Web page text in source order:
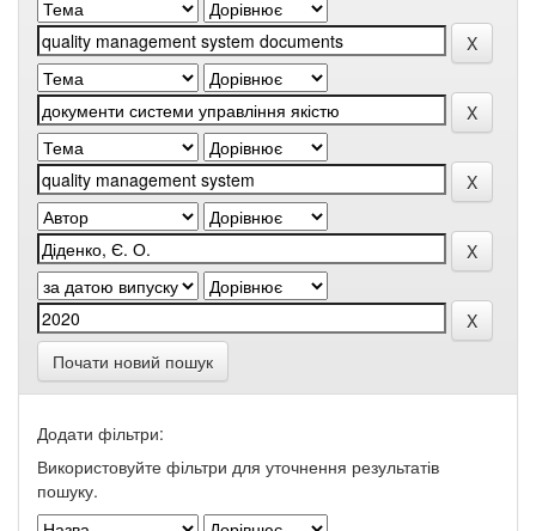
Почати новий пошук
Додати фільтри:
Використовуйте фільтри для уточнення результатів
пошуку.